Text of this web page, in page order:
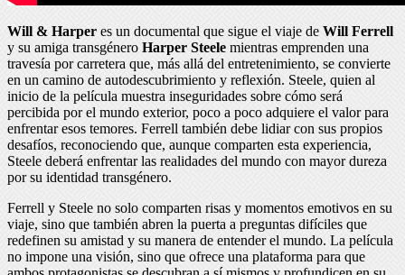
Will & Harper es un documental que sigue el viaje de Will Ferrell
y su amiga transgénero Harper Steele mientras emprenden una
travesía por carretera que, más allá del entretenimiento, se convierte
en un camino de autodescubrimiento y reflexión. Steele, quien al
inicio de la película muestra inseguridades sobre cómo será
percibida por el mundo exterior, poco a poco adquiere el valor para
enfrentar esos temores. Ferrell también debe lidiar con sus propios
desafíos, reconociendo que, aunque comparten esta experiencia,
Steele deberá enfrentar las realidades del mundo con mayor dureza
por su identidad transgénero.
Ferrell y Steele no solo comparten risas y momentos emotivos en su
viaje, sino que también abren la puerta a preguntas difíciles que
redefinen su amistad y su manera de entender el mundo. La película
no impone una visión, sino que ofrece una plataforma para que